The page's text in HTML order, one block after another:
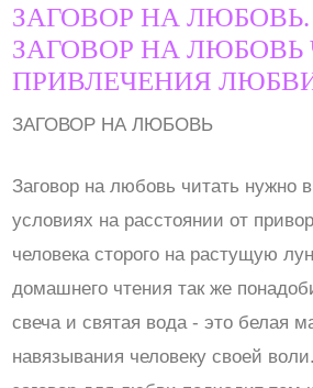
ЗАГОВОР НА
ЗАГОВОР НА ЛЮБОВЬ
ПРИВЛЕЧЕНИЯ
ЗАГОВОР НА ЛЮБОВЬ
Заговор на любовь читать нужно
условиях на расстоянии от
человека сторого на растущую
домашнего чтения так же
свеча и святая вода - это белая
навязывания человеку своей